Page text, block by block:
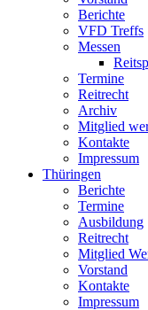
Berichte
VFD Treffs
Messen
Termine
Reitrecht
Archiv
Mitglied
Kontakte
Impressum
Thüringen
Berichte
Termine
Ausbildung
Reitrecht
Mitglied
Vorstand
Kontakte
Impressum